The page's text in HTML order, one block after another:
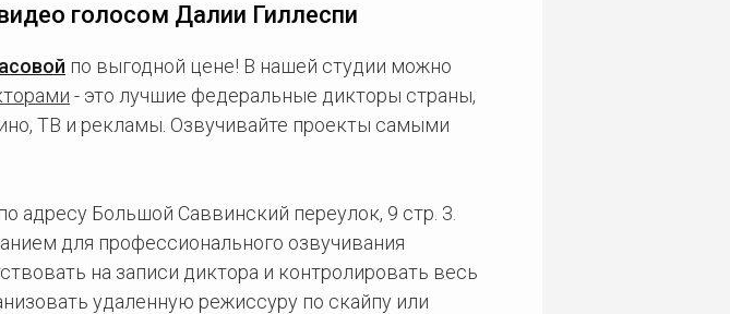
голосом Далии Гиллеспи
по выгодной цене! В нашей студии можно
- это лучшие федеральные дикторы страны,
ТВ и рекламы. Озвучивайте проекты самыми
по адресу Большой Саввинский переулок, 9 стр. 3.
для профессионального озвучивания
на записи диктора и контролировать весь
удаленную режиссуру по скайпу или